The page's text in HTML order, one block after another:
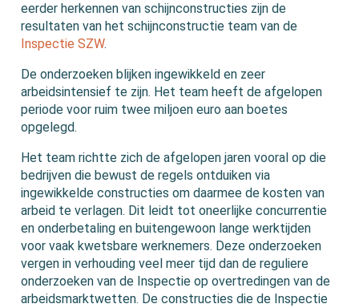
eerder herkennen van schijnconstructies zijn de
resultaten van het schijnconstructie team van de
Inspectie SZW.
De onderzoeken blijken ingewikkeld en zeer
arbeidsintensief te zijn. Het team heeft de afgelopen
periode voor ruim twee miljoen euro aan boetes
opgelegd.
Het team richtte zich de afgelopen jaren vooral op die
bedrijven die bewust de regels ontduiken via
ingewikkelde constructies om daarmee de kosten van
arbeid te verlagen. Dit leidt tot oneerlijke concurrentie
en onderbetaling en buitengewoon lange werktijden
voor vaak kwetsbare werknemers. Deze onderzoeken
vergen in verhouding veel meer tijd dan de reguliere
onderzoeken van de Inspectie op overtredingen van de
arbeidsmarktwetten. De constructies die de Inspectie